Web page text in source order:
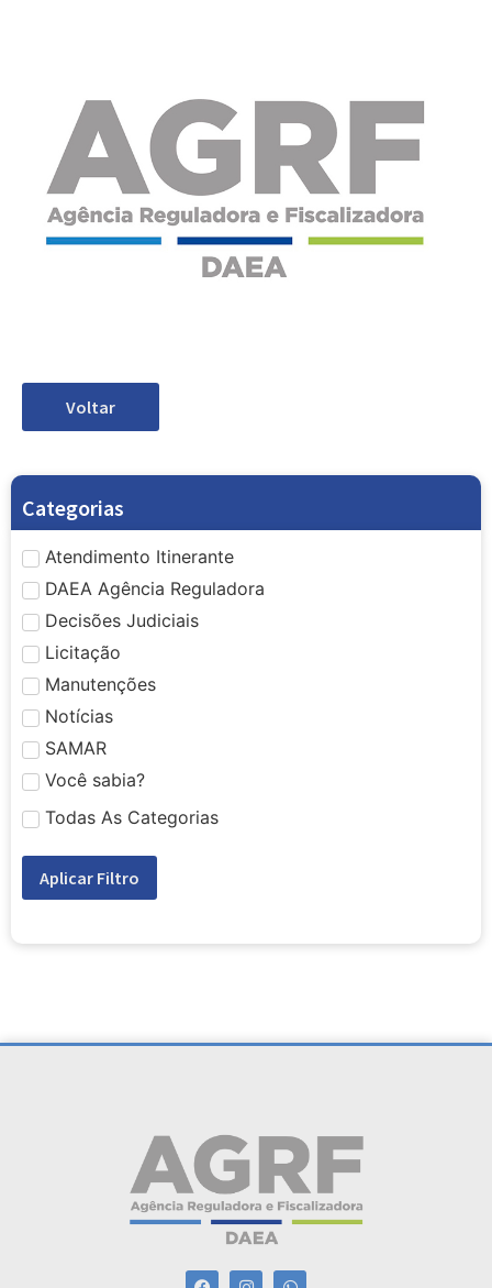
Voltar
Categorias
Atendimento Itinerante
DAEA Agência Reguladora
Decisões Judiciais
Licitação
Manutenções
Notícias
SAMAR
Você sabia?
Todas As Categorias
Aplicar Filtro